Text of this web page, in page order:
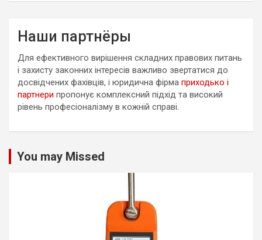
Наши партнёры
Для ефективного вирішення складних правових питань
і захисту законних інтересів важливо звертатися до
досвідчених фахівців, і юридична фірма приходько і
партнери пропонує комплексний підхід та високий
рівень професіоналізму в кожній справі.
You may Missed